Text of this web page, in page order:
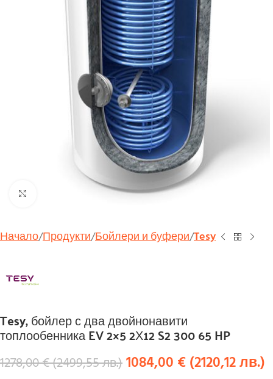
Начало Продукти Бойлери и буфери Tesy
Tesy, бойлер с два двойнонавити
топлообенника EV 2×5 2Х12 S2 300 65 HP
1278,00€(2499,55лв.)1084,00 €(2120,12лв.)